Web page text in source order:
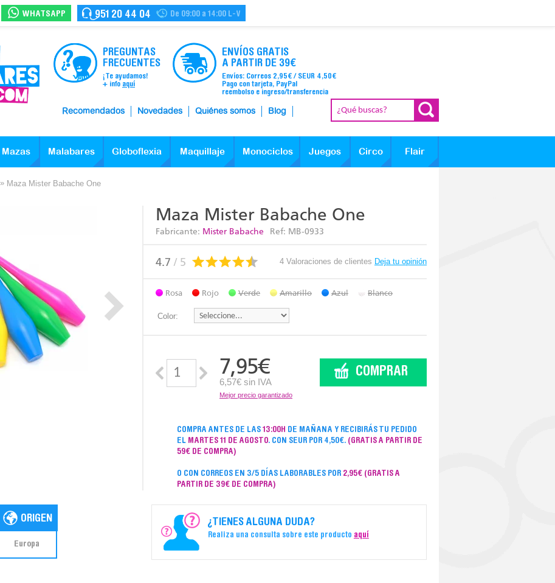
WHATSAPP 951 20 44 04 De 09:00 a 14:00 L-V
PREGUNTAS
FRECUENTES
¡Te ayudamos!
+ info aquí
ENVÍOS GRATIS
A PARTIR DE 39€
Envíos: Correos 2,95€ / SEUR 4,50€
Pago con tarjeta, PayPal
reembolso e ingreso/transferencia
Recomendados Novedades Quiénes somos Blog
Mazas Malabares Globoflexia Maquillaje Monociclos Juegos Circo Flair
» Maza Mister Babache One
Maza Mister Babache One
Fabricante: Mister Babache Ref: MB-0933
4.7 / 5 4 Valoraciones de clientes Deja tu opinión
Rosa Rojo Verde Amarillo Azul Blanco
Color:
7,95€
6,57€ sin IVA
Mejor precio garantizado
COMPRA ANTES DE LAS 13:00H DE MAÑANA Y RECIBIRÁS TU PEDIDO
EL MARTES 11 DE AGOSTO. CON SEUR POR 4,50€. (GRATIS A PARTIR DE
59€ DE COMPRA)
O CON CORREOS EN 3/5 DÍAS LABORABLES POR 2,95€ (GRATIS A
PARTIR DE 39€ DE COMPRA)
Europa
¿TIENES ALGUNA DUDA?
Realiza una consulta sobre este producto aquí